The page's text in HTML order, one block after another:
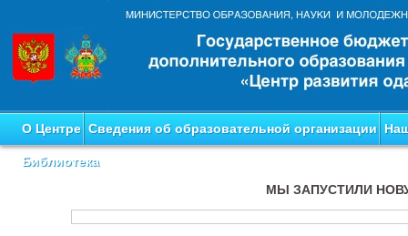
О Центре Сведения об образовательной организации
Библиотека
МЫ ЗАПУСТИЛИ